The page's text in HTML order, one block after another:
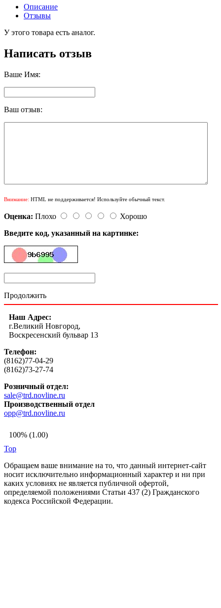
Описание
Отзывы
У этого товара есть аналог.
Написать отзыв
Ваше Имя:
Ваш отзыв:
Внимание: HTML не поддерживается! Используйте обычный текст.
Оценка: Плохо
Хорошо
Введите код, указанный на картинке:
Продолжить
Наш Адрес:
г.Великий Новгород,
Воскресенский бульвар 13
Телефон:
(8162)77-04-29
(8162)73-27-74
Розничный отдел:
sale@trd.novline.ru
Производственный отдел
opp@trd.novline.ru
100% (1.00)
Top
Обращаем ваше внимание на то, что данный интернет-сайт
носит исключительно информационный характер и ни при
каких условиях не является публичной офертой,
определяемой положениями Статьи 437 (2) Гражданского
кодекса Российской Федерации.